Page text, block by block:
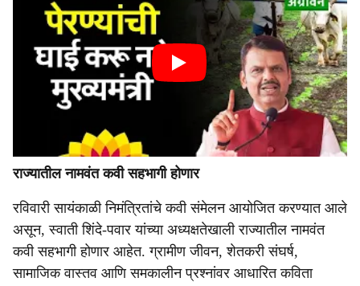
राज्यातील नामवंत कवी सहभागी होणार
रविवारी सायंकाळी निमंत्रितांचे कवी संमेलन आयोजित करण्यात आले
असून, स्वाती शिंदे-पवार यांच्या अध्यक्षतेखाली राज्यातील नामवंत
कवी सहभागी होणार आहेत. ग्रामीण जीवन, शेतकरी संघर्ष,
सामाजिक वास्तव आणि समकालीन प्रश्नांवर आधारित कविता